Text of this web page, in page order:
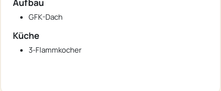
GFK-Dach
Küche
3-Flammkocher